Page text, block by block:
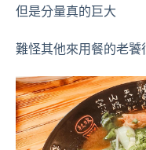
但是分量真的巨大
難怪其他來用餐的老